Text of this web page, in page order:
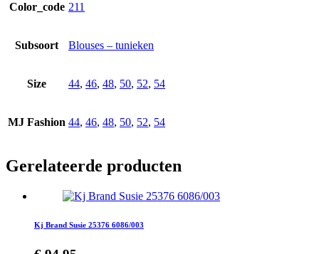
Color_code 211
Subsoort Blouses – tunieken
Size 44, 46, 48, 50, 52, 54
MJ Fashion 44, 46, 48, 50, 52, 54
Gerelateerde producten
Kj Brand Susie 25376 6086/003